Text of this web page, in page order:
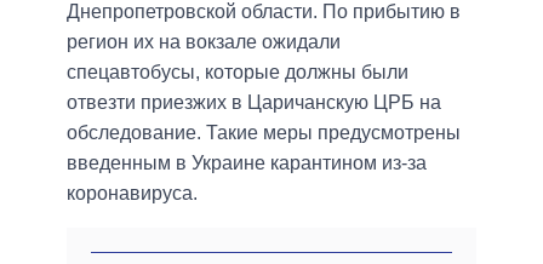
Днепропетровской области. По прибытию в
регион их на вокзале ожидали
спецавтобусы, которые должны были
отвезти приезжих в Царичанскую ЦРБ на
обследование. Такие меры предусмотрены
введенным в Украине карантином из-за
коронавируса.